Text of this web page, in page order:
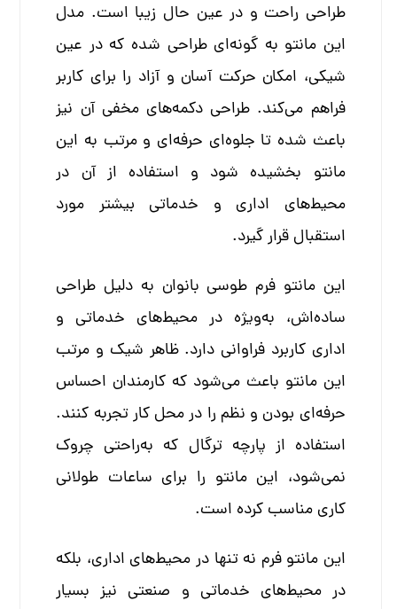
طراحی راحت و در عین حال زیبا است. مدل
این مانتو به گونه‌ای طراحی شده که در عین
شیکی، امکان حرکت آسان و آزاد را برای کاربر
فراهم می‌کند. طراحی دکمه‌های مخفی آن نیز
باعث شده تا جلوه‌ای حرفه‌ای و مرتب به این
مانتو بخشیده شود و استفاده از آن در
محیط‌های اداری و خدماتی بیشتر مورد
استقبال قرار گیرد.
این مانتو فرم طوسی بانوان به دلیل طراحی
ساده‌اش، به‌ویژه در محیط‌های خدماتی و
اداری کاربرد فراوانی دارد. ظاهر شیک و مرتب
این مانتو باعث می‌شود که کارمندان احساس
حرفه‌ای بودن و نظم را در محل کار تجربه کنند.
استفاده از پارچه ترگال که به‌راحتی چروک
نمی‌شود، این مانتو را برای ساعات طولانی
کاری مناسب کرده است.
این مانتو فرم نه تنها در محیط‌های اداری، بلکه
در محیط‌های خدماتی و صنعتی نیز بسیار